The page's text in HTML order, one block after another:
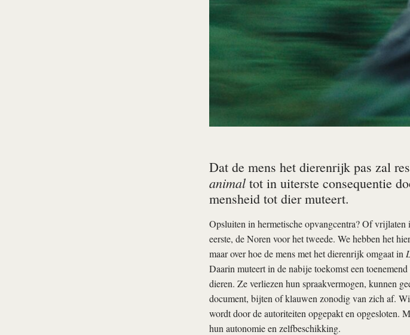
Dat de mens het dierenrijk pas zal
animaltot in uiterste consequentie
mensheid tot dier muteert.
Opsluiten in hermetische opvangcentra? Of
eerste, de Noren voor het tweede. We hebben het
maar over hoe de mens met het dierenrijk omgaat in
Daarin muteert in de nabije toekomst een
dieren. Ze verliezen hun spraakvermogen, kunnen
document, bijten of klauwen zonodig van zich af.
wordt door de autoriteiten opgepakt en opgesloten.
hun autonomie en zelfbeschikking.